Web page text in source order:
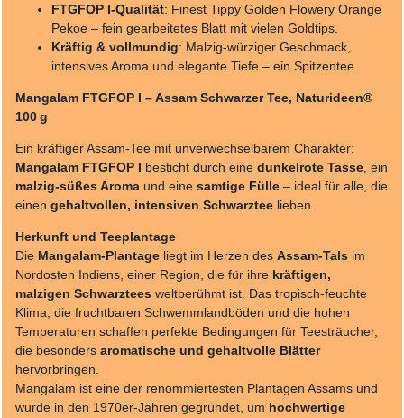
FTGFOP I-Qualität: Finest Tippy Golden Flowery Orange
Pekoe – fein gearbeitetes Blatt mit vielen Goldtips.
Kräftig & vollmundig: Malzig-würziger Geschmack,
intensives Aroma und elegante Tiefe – ein Spitzentee.
Mangalam FTGFOP I – Assam Schwarzer Tee, Naturideen®
100 g
Ein kräftiger Assam-Tee mit unverwechselbarem Charakter:
Mangalam FTGFOP I besticht durch eine dunkelrote Tasse , ein
malzig-süßes Aroma und eine samtige Fülle – ideal für alle, die
einen gehaltvollen, intensiven Schwarztee lieben.
Herkunft und Teeplantage
Die Mangalam-Plantage liegt im Herzen des Assam-Tals im
Nordosten Indiens, einer Region, die für ihre kräftigen,
malzigen Schwarztees weltberühmt ist. Das tropisch-feuchte
Klima, die fruchtbaren Schwemmlandböden und die hohen
Temperaturen schaffen perfekte Bedingungen für Teesträucher,
die besonders aromatische und gehaltvolle Blätter
hervorbringen.
Mangalam ist eine der renommiertesten Plantagen Assams und
wurde in den 1970er-Jahren gegründet, um hochwertige